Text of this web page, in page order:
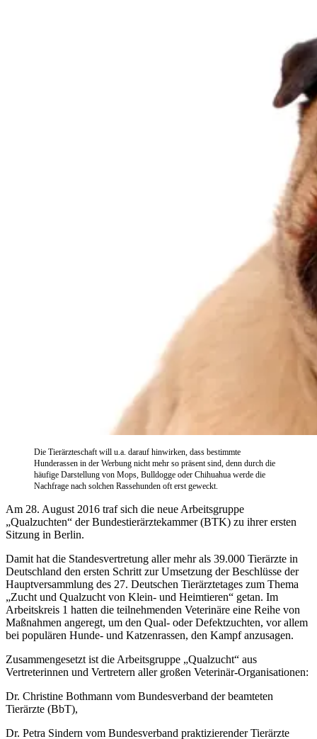
Die Tierärzteschaft will u.a. darauf hinwirken, dass bestimmte
Hunderassen in der Werbung nicht mehr so präsent sind, denn durch die
häufige Darstellung von Mops, Bulldogge oder Chihuahua werde die
Nachfrage nach solchen Rassehunden oft erst geweckt.
Am 28. August 2016 traf sich die neue Arbeitsgruppe
„Qualzuchten“ der Bundestierärztekammer (BTK) zu ihrer ersten
Sitzung in Berlin.
Damit hat die Standesvertretung aller mehr als 39.000 Tierärzte in
Deutschland den ersten Schritt zur Umsetzung der Beschlüsse der
Hauptversammlung des 27. Deutschen Tierärztetages zum Thema
„Zucht und Qualzucht von Klein‐ und Heimtieren“ getan. Im
Arbeitskreis 1 hatten die teilnehmenden Veterinäre eine Reihe von
Maßnahmen angeregt, um den Qual‐ oder Defektzuchten, vor allem
bei populären Hunde‐ und Katzenrassen, den Kampf anzusagen.
Zusammengesetzt ist die Arbeitsgruppe „Qualzucht“ aus
Vertreterinnen und Vertretern aller großen Veterinär‐Organisationen:
Dr. Christine Bothmann vom Bundesverband der beamteten
Tierärzte (BbT),
Dr. Petra Sindern vom Bundesverband praktizierender Tierärzte